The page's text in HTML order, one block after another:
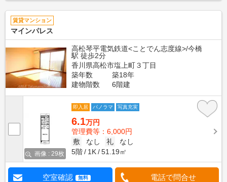
賃貸マンション
マインパレス
高松琴平電気鉄道<ことでん志度線>/今橋
駅 徒歩2分
香川県高松市塩上町３丁目
築年数
築18年
建物階数
6階建
画像 : 29枚
即入居 パノラマ 写真充実
6.1万円
管理費等：6,000円
敷
なし 礼
なし
5階
1K 51.19㎡
空室確認 無料 電話で問合せ